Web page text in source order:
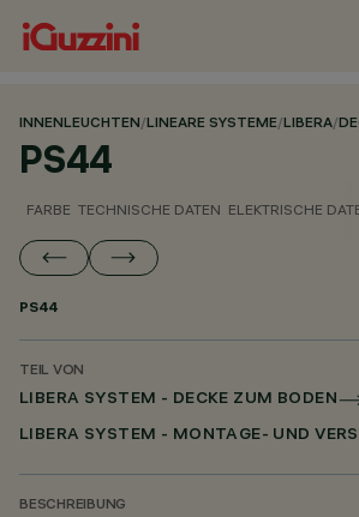
INNENLEUCHTEN/LINEARE SYSTEME/LIBERA/
PS44
FARBE TECHNISCHE DATEN ELEKTRISCHE
PS44
TEIL VON
LIBERA SYSTEM - DECKE ZUM BODEN
BESCHREIBUNG